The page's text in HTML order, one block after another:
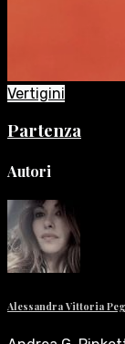
Vertigini
Partenza
Autori
Alessandra Vittoria